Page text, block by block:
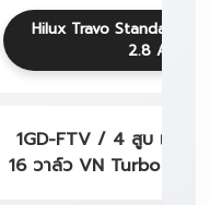
Hilux Travo Standard
2.8 AT
1GD-FTV / 4 สูบ แถวเ
16 วาล์ว VN Turbo และ